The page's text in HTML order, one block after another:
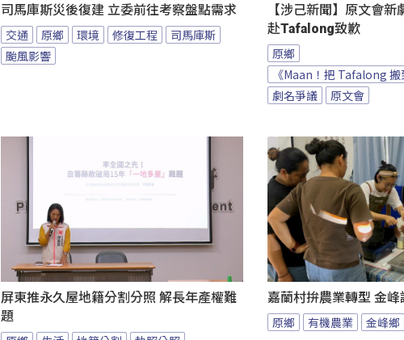
司馬庫斯災後復建 立委前往考察盤點需求
交通 原鄉 環境 修復工程
司馬庫斯
颱風影響
【涉己新聞】原文會
赴Tafalong致歉
原鄉
《Maan！把 Tafalong 搬
劇名爭議
原文會
屏東推永久屋地籍分割分照 解長年產權難
題
嘉蘭村拚農業轉型 金
原鄉 有機農業 金峰鄉